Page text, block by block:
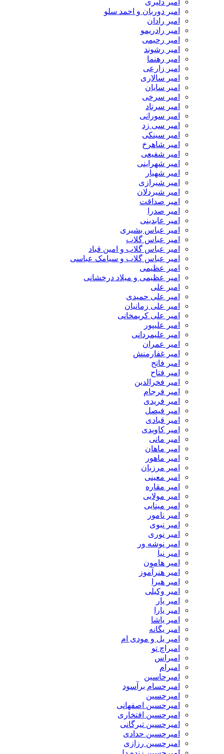
امیر دلیری
امیر دوربان و احمد سلو
امیر رادان
امیر رادریمو
امیر رحیمی
امیر رشوند
امیر رهنما
امیر زارعی
امیر سالاری
امیر سایان
امیر سرخی
امیر سرناد
امیر سورانی
امیر سی زد
امیر سینکی
امیر شاهرخ
امیر شفیعی
امیر شهراینی
امیر شهیار
امیر شیرازی
امیر شیردلان
امیر صداقت
امیر صدرا
امیر عابدینی
امیر عباس بشیری
امیر عباس گلاب
امیر عباس گلاب و امین قباد
امیر عباس گلاب و سیامک عباسی
امیر عظیمی
امیر عظیمی و میلاد درخشانی
امیر علی
امیر علی حمیدی
امیر علی زمانیان
امیر علی کریمخانی
امیر علیپور
امیر علیمردانی
امیر عمران
امیر غفارمنش
امیر فاتح
امیر فتاح
امیر فخرالدین
امیر فرجام
امیر فریدی
امیر فیصل
امیر قبادی
امیر کاویدی
امیر مانی
امیر ماهان
امیر ماهور
امیر مرزبان
امیر معینی
امیر مقاره
امیر مولایی
امیر مینایی
امیر نامور
امیر نبوی
امیر نوری
امیر نوشه ور
امیر نیا
امیر هامون
امیر هنرآموز
امیر هیرا
امیر وکیلی
امیر یار
امیر یارا
امیر یاشا
امیر یگانه
امیر یل و مودی ام
امیراچ تو
امیراس
امیرام
امیرحاسین
امیرحسام برآسود
امیرحسین
امیرحسین اصفهانی
امیرحسین افتخاری
امیرحسین تیرگانی
امیرحسین حدادی
امیرحسین رزازی